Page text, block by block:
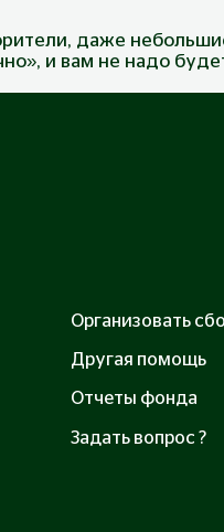
даже
и вам не надо
Организовать
Другая помощь
Отчеты фонда
Задать вопрос ?